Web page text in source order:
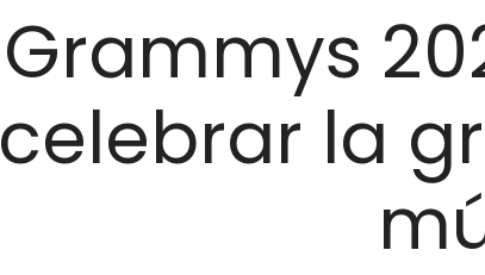
Grammys
celebrar la